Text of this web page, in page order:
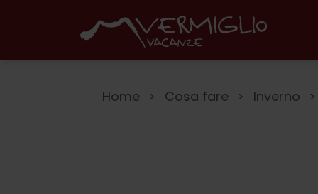
Home Cosa fare Inverno